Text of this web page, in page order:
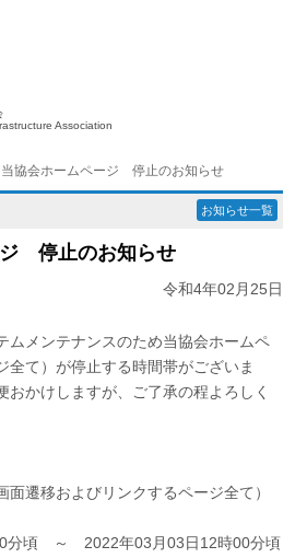
Association
協会ホームページ 停止のお知らせ
お知らせ一覧
停止のお知らせ
令和4年02月25日
メンテナンスのため当協会ホームペ
全て）が停止する時間帯がございま
おかけしますが、ご了承の程よろしく
面遷移およびリンクするページ全て）
分頃 ～ 2022年03月03日12時00分頃